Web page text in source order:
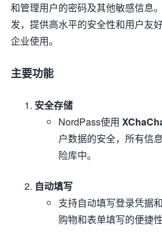
和管理用户的密码及其他敏感信息
发，提供高水平的安全性和用户友
企业使用。
主要功能
安全存储
NordPass使用
户数据的安全，所有信
险库中。
自动填写
支持自动填写登录凭据
购物和表单填写的便捷性